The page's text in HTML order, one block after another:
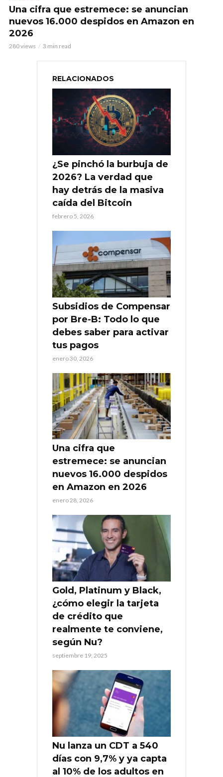
Una cifra que estremece: se anuncian
nuevos 16.000 despidos en Amazon en
2026
280 views 3 min read
RELACIONADOS
¿Se pinchó la burbuja de
2026? La verdad que
hay detrás de la masiva
caída del Bitcoin
febrero 5, 2026
Subsidios de Compensar
por Bre-B: Todo lo que
debes saber para activar
tus pagos
enero 30, 2026
Una cifra que
estremece: se anuncian
nuevos 16.000 despidos
en Amazon en 2026
enero 28, 2026
Gold, Platinum y Black,
¿cómo elegir la tarjeta
de crédito que
realmente te conviene,
según Nu?
septiembre 19, 2025
Nu lanza un CDT a 540
días con 9,7% y ya capta
al 10% de los adultos en